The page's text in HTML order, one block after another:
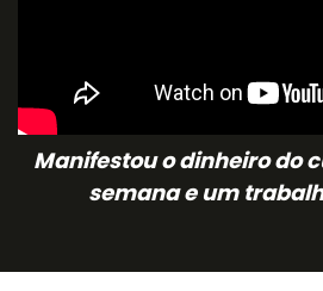
Manifestou o dinheiro do
semana e um